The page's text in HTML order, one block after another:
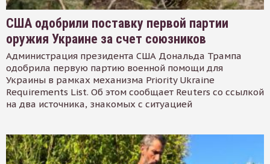
США одобрили поставку первой партии
оружия Украине за счет союзников
Администрация президента США Дональда Трампа
одобрила первую партию военной помощи для
Украины в рамках механизма Priority Ukraine
Requirements List. Об этом сообщает Reuters со ссылкой
на два источника, знакомых с ситуацией